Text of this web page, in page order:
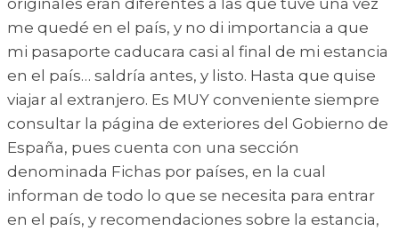
me quedé en el país, y no di importancia a que
mi pasaporte caducara casi al final de mi estancia
en el país… saldría antes, y listo. Hasta que quise
viajar al extranjero. Es MUY conveniente siempre
consultar la página de exteriores del Gobierno de
España, pues cuenta con una sección
denominada Fichas por países, en la cual
informan de todo lo que se necesita para entrar
en el país, y recomendaciones sobre la estancia,